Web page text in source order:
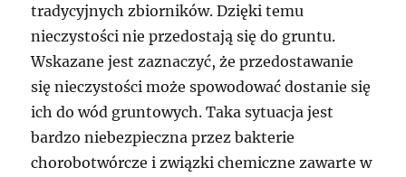
tradycyjnych zbiorników. Dzięki temu
nieczystości nie przedostają się do gruntu.
Wskazane jest zaznaczyć, że przedostawanie
się nieczystości może spowodować dostanie się
ich do wód gruntowych. Taka sytuacja jest
bardzo niebezpieczna przez bakterie
chorobotwórcze i związki chemiczne zawarte w